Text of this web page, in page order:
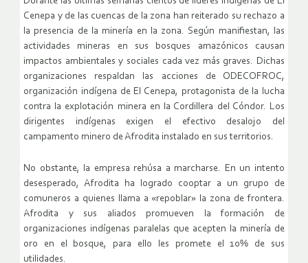
Cenepa y de las cuencas de la zona han reiterado su rechazo a
la presencia de la minería en la zona. Según manifiestan, las
actividades mineras en sus bosques amazónicos causan
impactos ambientales y sociales cada vez más graves. Dichas
organizaciones respaldan las acciones de ODECOFROC,
organización indígena de El Cenepa, protagonista de la lucha
contra la explotación minera en la Cordillera del Cóndor. Los
dirigentes indígenas exigen el efectivo desalojo del
campamento minero de Afrodita instalado en sus territorios.
No obstante, la empresa rehúsa a marcharse. En un intento
desesperado, Afrodita ha logrado cooptar a un grupo de
comuneros a quienes llama a «repoblar» la zona de frontera.
Afrodita y sus aliados promueven la formación de
organizaciones indígenas paralelas que acepten la minería de
oro en el bosque, para ello les promete el 10% de sus
utilidades.